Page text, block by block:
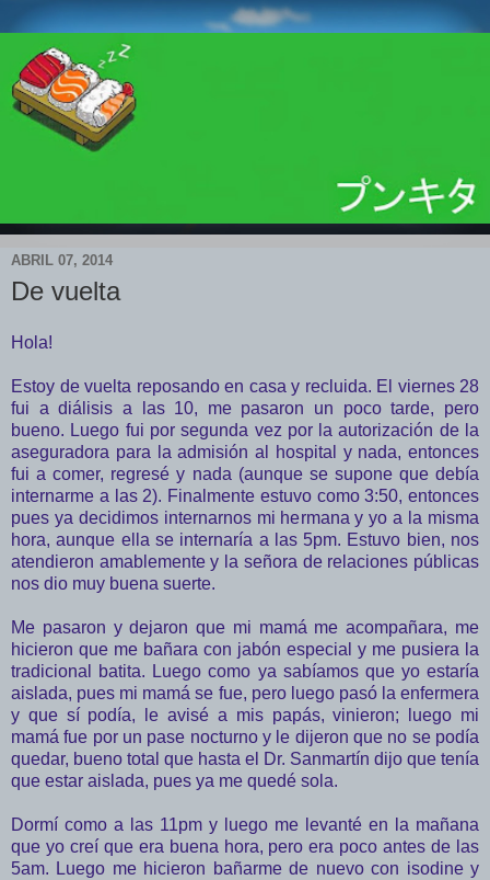
ABRIL 07, 2014
De vuelta
Hola!
Estoy de vuelta reposando en casa y recluida. El viernes 28
fui a diálisis a las 10, me pasaron un poco tarde, pero
bueno. Luego fui por segunda vez por la autorización de la
aseguradora para la admisión al hospital y nada, entonces
fui a comer, regresé y nada (aunque se supone que debía
internarme a las 2). Finalmente estuvo como 3:50, entonces
pues ya decidimos internarnos mi hermana y yo a la misma
hora, aunque ella se internaría a las 5pm. Estuvo bien, nos
atendieron amablemente y la señora de relaciones públicas
nos dio muy buena suerte.
Me pasaron y dejaron que mi mamá me acompañara, me
hicieron que me bañara con jabón especial y me pusiera la
tradicional batita. Luego como ya sabíamos que yo estaría
aislada, pues mi mamá se fue, pero luego pasó la enfermera
y que sí podía, le avisé a mis papás, vinieron; luego mi
mamá fue por un pase nocturno y le dijeron que no se podía
quedar, bueno total que hasta el Dr. Sanmartín dijo que tenía
que estar aislada, pues ya me quedé sola.
Dormí como a las 11pm y luego me levanté en la mañana
que yo creí que era buena hora, pero era poco antes de las
5am. Luego me hicieron bañarme de nuevo con isodine y